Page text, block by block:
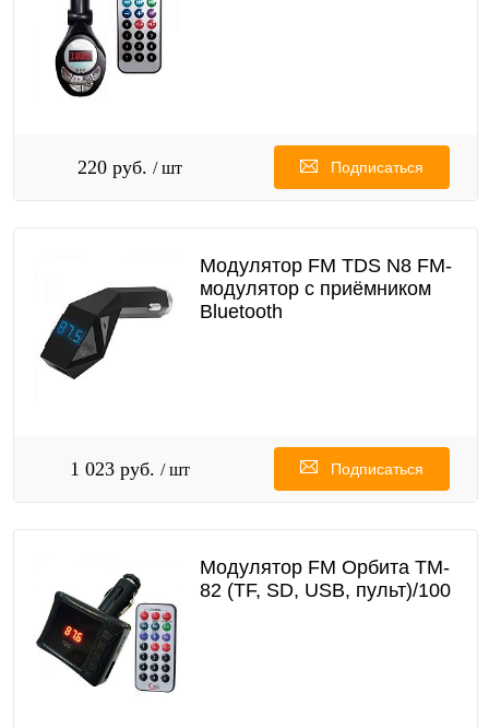
220 руб. / шт Подписаться
Модулятор FM TDS N8 FM-
модулятор с приёмником
Bluetooth
1 023 руб. / шт Подписаться
Модулятор FM Орбита TM-
82 (TF, SD, USB, пульт)/100